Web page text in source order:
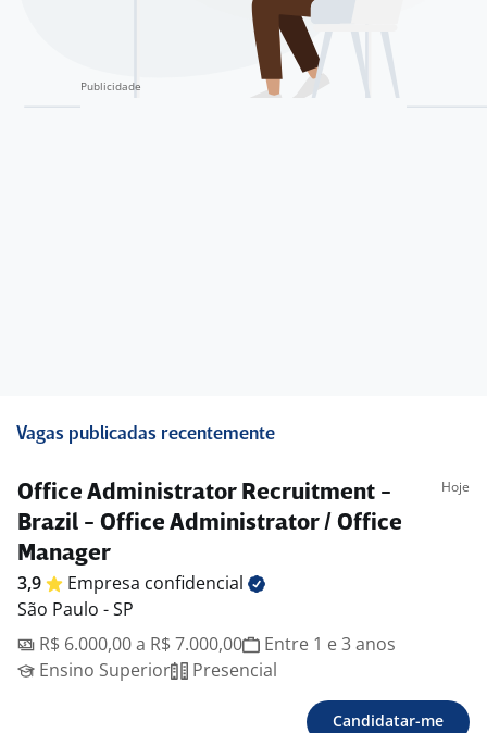
Vagas publicadas recentemente
Office Administrator Recruitment -
Brazil - Office Administrator / Office
Manager
Hoje
3,9 Empresa confidencial
São Paulo - SP
R$ 6.000,00 a R$ 7.000,00
Entre 1 e 3 anos
Ensino Superior
Presencial
Candidatar-me